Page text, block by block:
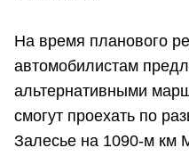
На время планового
автомобилистам
альтернативными
смогут проехать по
Залесье на 1090-м км